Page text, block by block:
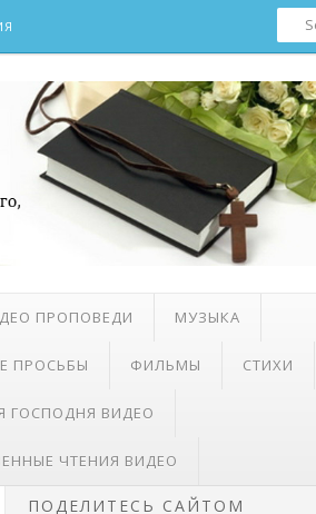
ПРОПОВЕДИ МУЗЫКА
ПРОСЬБЫ ФИЛЬМЫ СТИХИ
ГОСПОДНЯ ВИДЕО
ЧТЕНИЯ ВИДЕО
ПОДЕЛИТЕСЬ САЙТОМ